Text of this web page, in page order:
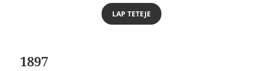
LAP TETEJE
1897